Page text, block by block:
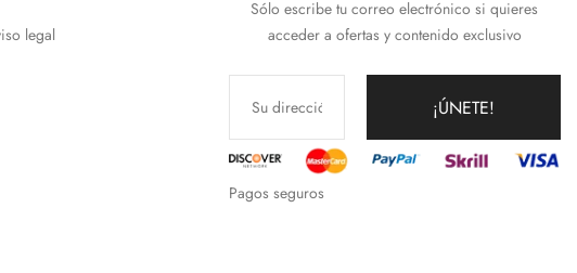
legal
Sólo escribe tu correo electrónico si quieres
acceder a ofertas y contenido exclusivo
¡ÚNETE!
Pagos seguros